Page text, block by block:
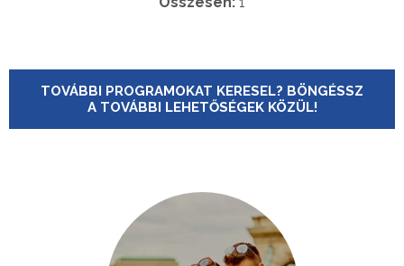
TOVÁBBI PROGRAMOKAT KERESEL? BÖNGÉSSZ
A TOVÁBBI LEHETŐSÉGEK KÖZÜL!